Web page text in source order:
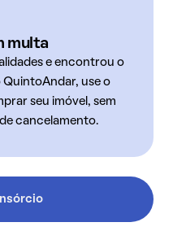
multa
e encontrou o
QuintoAndar, use o
seu imóvel, sem
cancelamento.